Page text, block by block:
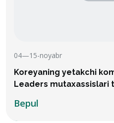
04—15-noyabr
Koreyaning yetakchi
Leaders mutaxassislari
Bepul